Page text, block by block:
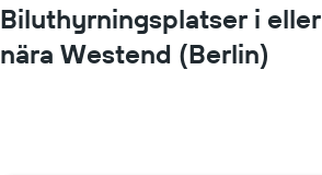
Biluthyrningsplatser i eller
nära Westend (Berlin)